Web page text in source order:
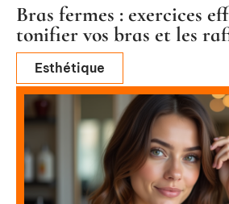
Bras fermes : exercices
tonifier vos bras et les
Esthétique